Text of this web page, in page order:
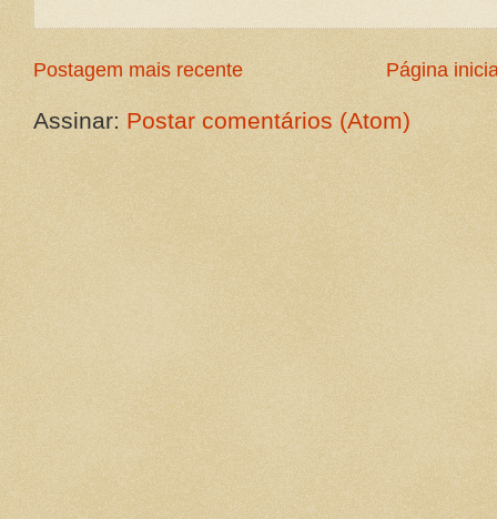
Postagem mais recente Página
Assinar: Postar comentários (Atom)